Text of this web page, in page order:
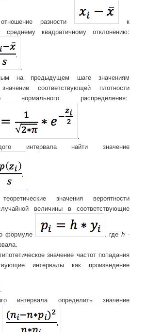
разности
к
среднему квадратичному отклонению:
.
на предыдущем шаге значениям
соответствующей плотности
нормального распределения:
.
интервала найти значение
.
значения вероятности
величины в соответствующие
формуле , где h-
значение частот попадания
интервалы как произведение
.
интервала определить значение